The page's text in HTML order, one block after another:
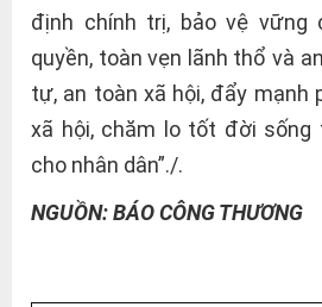
định chính trị, bảo vệ vững
quyền, toàn vẹn lãnh thổ và
tự, an toàn xã hội, đẩy mạnh
xã hội, chăm lo tốt đời sống
cho nhân dân”./.
NGUỒN: BÁO CÔNG THƯƠNG